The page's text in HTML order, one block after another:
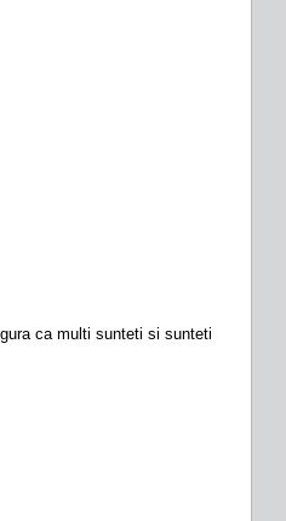
ca multi sunteti si sunteti